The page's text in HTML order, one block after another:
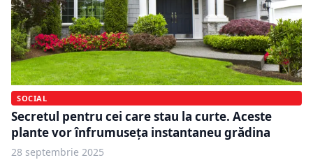
SOCIAL
Secretul pentru cei care stau la curte. Aceste
plante vor înfrumuseța instantaneu grădina
28 septembrie 2025